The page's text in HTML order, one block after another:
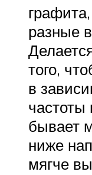
разные
того,
в
бывает
ниже
мягче